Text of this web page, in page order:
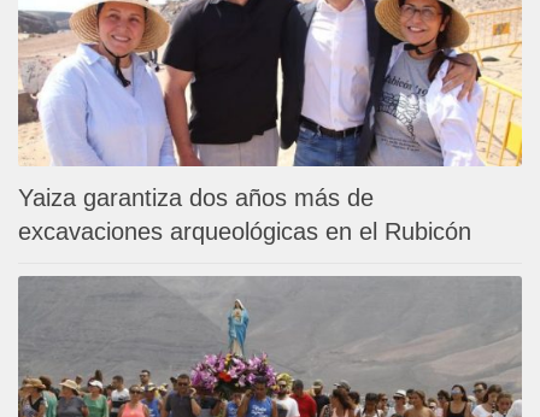
Yaiza garantiza dos años más de
excavaciones arqueológicas en el Rubicón